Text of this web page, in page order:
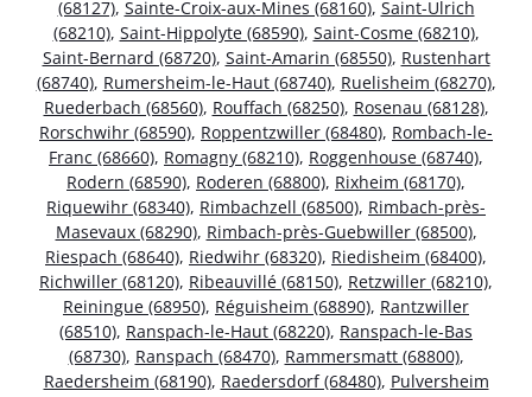
(68127), Sainte-Croix-aux-Mines (68160), Saint-Ulrich
(68210), Saint-Hippolyte (68590), Saint-Cosme (68210),
Saint-Bernard (68720), Saint-Amarin (68550), Rustenhart
(68740), Rumersheim-le-Haut (68740), Ruelisheim (68270),
Ruederbach (68560), Rouffach (68250), Rosenau (68128),
Rorschwihr (68590), Roppentzwiller (68480), Rombach-le-
Franc (68660), Romagny (68210), Roggenhouse (68740),
Rodern (68590), Roderen (68800), Rixheim (68170),
Riquewihr (68340), Rimbachzell (68500), Rimbach-près-
Masevaux (68290), Rimbach-près-Guebwiller (68500),
Riespach (68640), Riedwihr (68320), Riedisheim (68400),
Richwiller (68120), Ribeauvillé (68150), Retzwiller (68210),
Reiningue (68950), Réguisheim (68890), Rantzwiller
(68510), Ranspach-le-Haut (68220), Ranspach-le-Bas
(68730), Ranspach (68470), Rammersmatt (68800),
Raedersheim (68190), Raedersdorf (68480), Pulversheim